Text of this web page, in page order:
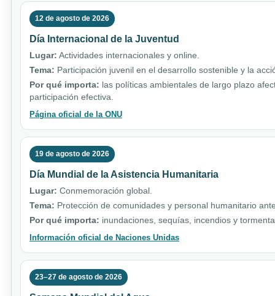
12 de agosto de 2026
Día Internacional de la Juventud
Lugar: Actividades internacionales y online.
Tema: Participación juvenil en el desarrollo sostenible y la
Por qué importa: las políticas ambientales de largo plazo
participación efectiva.
Página oficial de la ONU
19 de agosto de 2026
Día Mundial de la Asistencia Humanitaria
Lugar: Conmemoración global.
Tema: Protección de comunidades y personal humanitario
Por qué importa: inundaciones, sequías, incendios y
Información oficial de Naciones Unidas
23–27 de agosto de 2026